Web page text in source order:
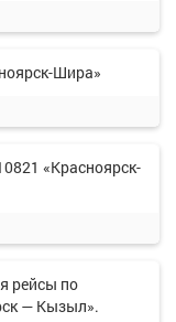
Шира»
«Красноярск-
рейсы по
— Кызыл».